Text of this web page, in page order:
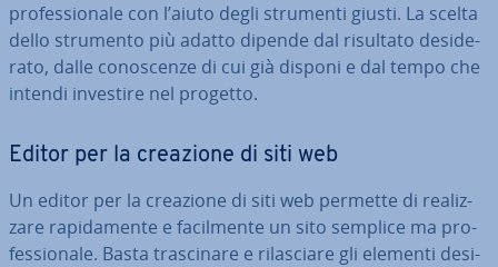
pro­fes­sio­na­le con l’aiuto degli strumenti giusti. La scelta
dello strumento più adatto dipende dal risultato de­si­de­
ra­to, dalle co­no­scen­ze di cui già disponi e dal tempo che
intendi investire nel progetto.
Editor per la creazione di siti web
Un editor per la creazione di siti web permette di rea­liz­
za­re ra­pi­da­men­te e fa­cil­men­te un sito semplice ma pro­
fes­sio­na­le. Basta tra­sci­na­re e ri­la­scia­re gli elementi de­si­